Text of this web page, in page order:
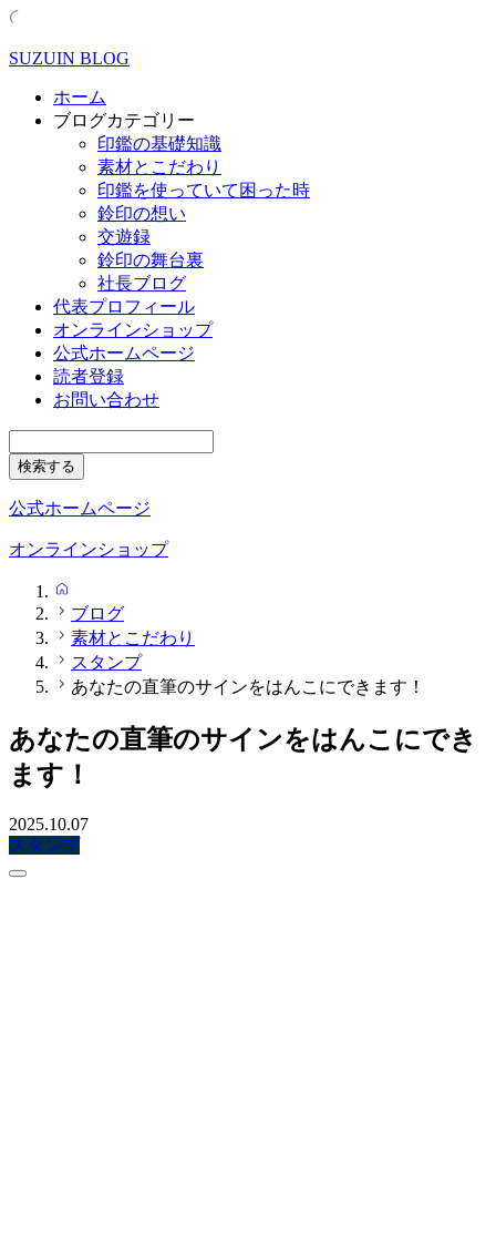
SUZUIN BLOG
ホーム
ブログカテゴリー
印鑑の基礎知識
素材とこだわり
印鑑を使っていて困った時
鈴印の想い
交遊録
鈴印の舞台裏
社長ブログ
代表プロフィール
オンラインショップ
公式ホームページ
読者登録
お問い合わせ
公式ホームページ
オンラインショップ
ブログ
素材とこだわり
スタンプ
あなたの直筆のサインをはんこにできます！
あなたの直筆のサインをはんこにでき
ます！
2025.10.07
スタンプ